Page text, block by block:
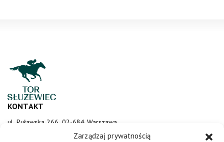
Zarządzaj prywatnością
KONTAKT
ul. Puławska 266, 02-684 Warszawa
sluzewiec@totalizator.pl